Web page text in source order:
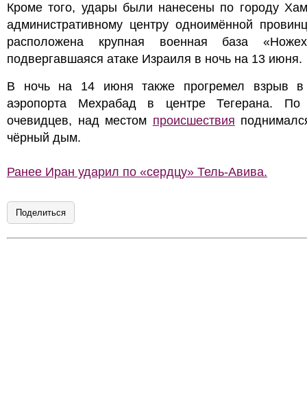
Кроме того, удары были нанесены по городу
административному центру одноимённой
расположена крупная военная база
подвергавшаяся атаке Израиля в ночь на 13 июня.
В ночь на 14 июня также прогремел взрыв в
аэропорта Мехрабад в центре Тегерана. По
очевидцев, над местом происшествия
чёрный дым.
Ранее Иран ударил по «сердцу» Тель-Авива.
Поделиться